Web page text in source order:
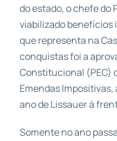
do estado, o chefe do
viabilizado benefícios
que representa na
conquistas foi a
Constitucional (PEC)
Emendas
ano de Lissauer à
Somente no ano